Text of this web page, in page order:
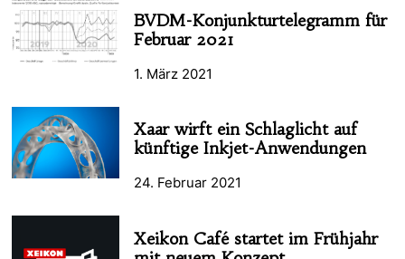
BVDM-Konjunkturtelegramm für
Februar 2021
1. März 2021
Xaar wirft ein Schlaglicht auf
künftige Inkjet-Anwendungen
24. Februar 2021
Xeikon Café startet im Frühjahr